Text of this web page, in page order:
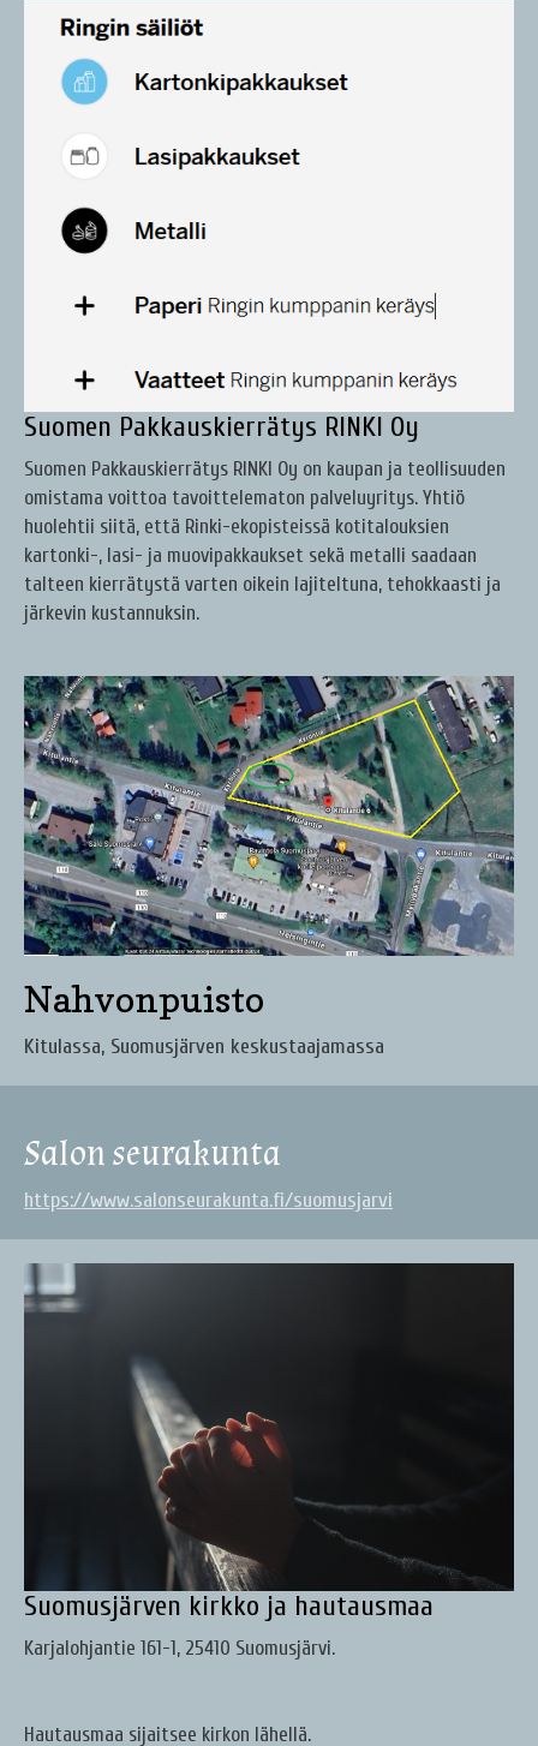
Suomen Pakkauskierrätys RINKI Oy
Suomen Pakkauskierrätys RINKI Oy on kaupan ja teollisuuden
omistama voittoa tavoittelematon palveluyritys. Yhtiö
huolehtii siitä, että Rinki-ekopisteissä kotitalouksien
kartonki-, lasi- ja muovipakkaukset sekä metalli saadaan
talteen kierrätystä varten oikein lajiteltuna, tehokkaasti ja
järkevin kustannuksin.
Nahvonpuisto
Kitulassa, Suomusjärven keskustaajamassa
Salon seurakunta
https://www.salonseurakunta.fi/suomusjarvi
Suomusjärven kirkko ja hautausmaa
Karjalohjantie 161-1, 25410 Suomusjärvi.
Hautausmaa sijaitsee kirkon lähellä.